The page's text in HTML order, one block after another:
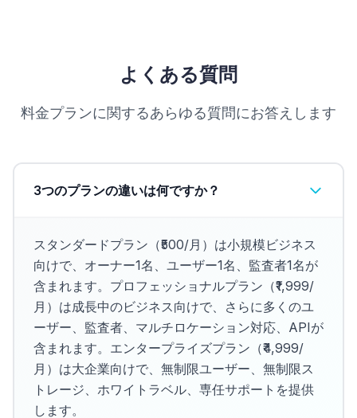
よくある質問
料金プランに関するあらゆる質問にお答えします
3つのプランの違いは何ですか？
スタンダードプラン（₹500/月）は小規模ビジネス
向けで、オーナー1名、ユーザー1名、監査者1名が
含まれます。プロフェッショナルプラン（₹1,999/
月）は成長中のビジネス向けで、さらに多くのユ
ーザー、監査者、マルチロケーション対応、APIが
含まれます。エンタープライズプラン（₹4,999/
月）は大企業向けで、無制限ユーザー、無制限ス
トレージ、ホワイトラベル、専任サポートを提供
します。